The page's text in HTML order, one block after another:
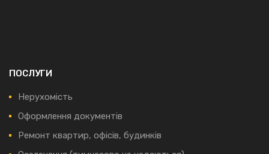
ПОСЛУГИ
Нерухомість
Оформлення документів
Ремонт квартир, офісів, будинків